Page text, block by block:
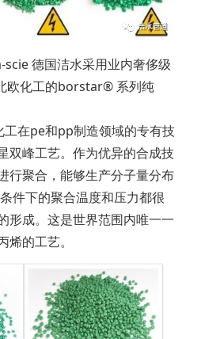
德国洁水采用业内奢侈级
欧化工的borstar® 系列纯
在pe和pp制造领域的专有技
双峰工艺。作为优异的合成技
行聚合，能够生产分子量分布
件下的聚合温度和压力都很
形成。这是世界范围内唯一一
的工艺。